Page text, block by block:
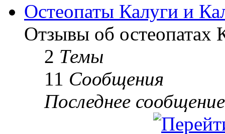
Остеопаты Калуги и
Отзывы об остеопатах
2 Темы
11 Сообщения
Последнее сообщение